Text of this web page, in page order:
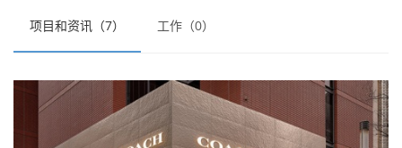
项目和资讯（7） 工作（0）